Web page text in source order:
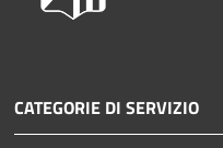
CATEGORIE DI SERVIZIO